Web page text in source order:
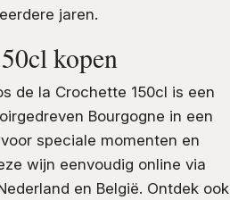
jaren.
kopen
de la Crochette 150cl is een
Bourgogne in een
speciale momenten en
wijn eenvoudig online via
en België. Ontdek ook